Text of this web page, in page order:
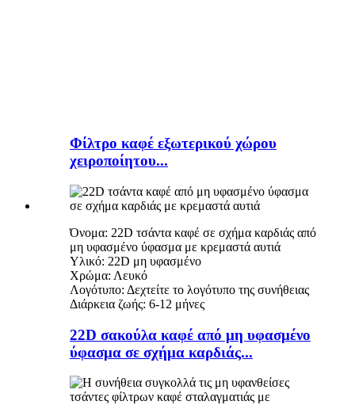
Φίλτρο καφέ εξωτερικού χώρου
χειροποίητου...
Όνομα: 22D τσάντα καφέ σε σχήμα καρδιάς από
μη υφασμένο ύφασμα με κρεμαστά αυτιά
Υλικό: 22D μη υφασμένο
Χρώμα: Λευκό
Λογότυπο: Δεχτείτε το λογότυπο της συνήθειας
Διάρκεια ζωής: 6-12 μήνες
22D σακούλα καφέ από μη υφασμένο
ύφασμα σε σχήμα καρδιάς...